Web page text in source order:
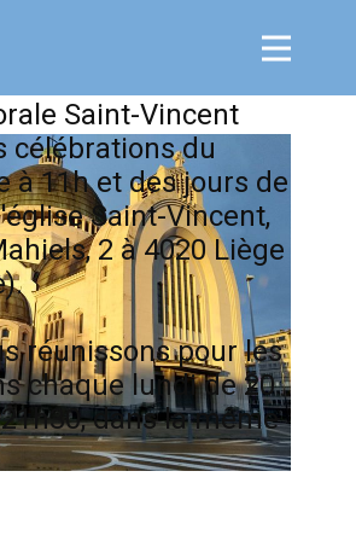
Saint-Vincent
célébrations du
à 11h et des jours de
Saint-Vincent,
2 à 4020 Liège
réunissons pour les
chaque lundi de 20
dans la même